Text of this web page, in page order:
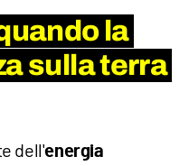
la
sulla terra
dell'energia